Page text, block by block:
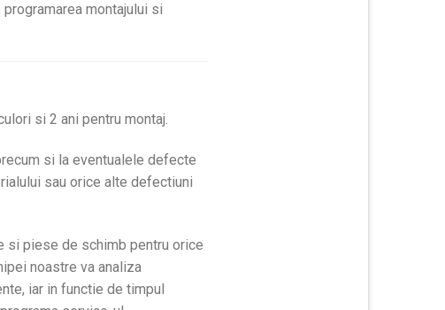
montajului si
si 2 ani pentru montaj.
si la eventualele defecte
sau orice alte defectiuni
si piese de schimb pentru orice
noastre va analiza
iar in functie de timpul